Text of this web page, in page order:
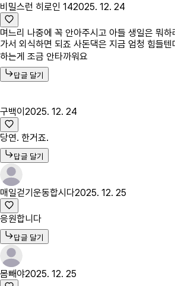
비밀스런 히로인 142025. 12. 24
며느리 나중에 꼭 안아주시고 아들 생일은 뭐
가서 외식하면 되죠 사돈댁은 지금 엄청 힘들
하는게 조금 안타까워요
답글 달기
구백이 2025. 12. 24
당연. 한거죠.
답글 달기
매일걷기운동합시다2025. 12. 25
응원합니다
답글 달기
몸빼야2025. 12. 25